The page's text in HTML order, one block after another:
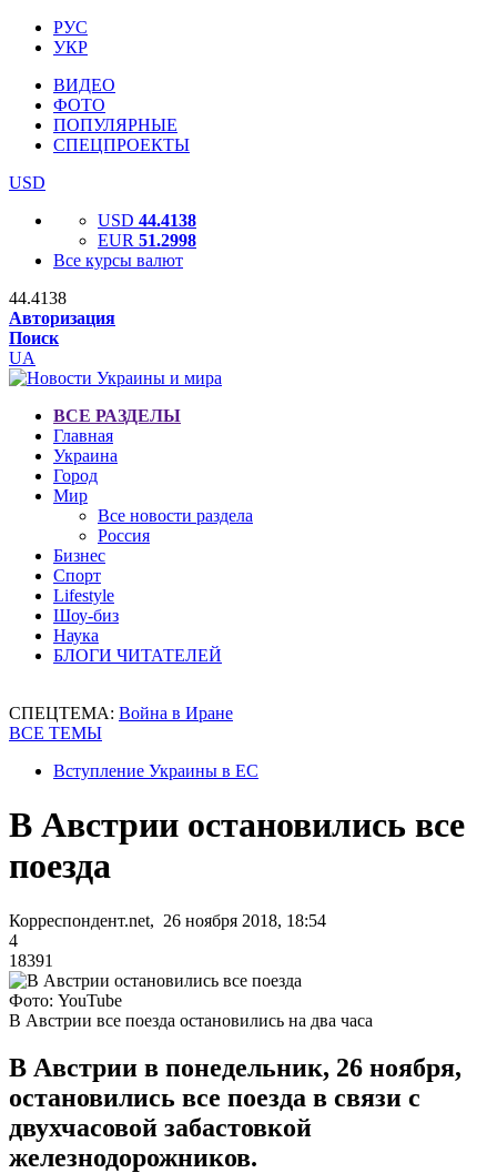
РУС
УКР
ВИДЕО
ФОТО
ПОПУЛЯРНЫЕ
СПЕЦПРОЕКТЫ
USD
USD 44.4138
EUR 51.2998
Все курсы валют
44.4138
Авторизация
Поиск
UA
ВСЕ РАЗДЕЛЫ
Главная
Украина
Город
Мир
Все новости раздела
Россия
Бизнес
Спорт
Lifestyle
Шоу-биз
Наука
БЛОГИ ЧИТАТЕЛЕЙ
СПЕЦТЕМА: Война в Иране
ВСЕ ТЕМЫ
Вступление Украины в ЕС
В Австрии остановились все
поезда
Корреспондент.net, 26 ноября 2018, 18:54
4
18391
Фото: YouTube
В Австрии все поезда остановились на два часа
В Австрии в понедельник, 26 ноября,
остановились все поезда в связи с
двухчасовой забастовкой
железнодорожников.